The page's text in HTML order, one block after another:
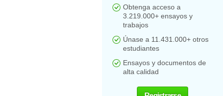
Obtenga acceso a
3.219.000+ ensayos y
trabajos
Únase a 11.431.000+ otros
estudiantes
Ensayos y documentos de
alta calidad